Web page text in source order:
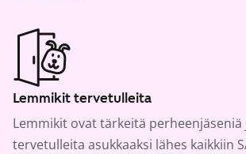
Lemmikit tervetulleita
Lemmikit ovat tärkeitä
tervetulleita asukkaaksi lähes kaikkiin